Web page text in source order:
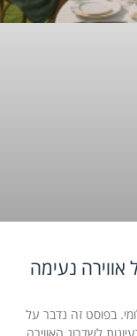
נעימה
בפוסט זה נדבר על